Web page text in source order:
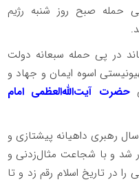
حمله صبح روز شنبه رژیم
در پی حمله سبعانه دولت
اسوه ایمان و جهاد و
حضرت آیت‌الله‌العظمی امام
خلف صالح روح خدا که در بیش از ۳۷ سال رهبری داهیانه پیشتازی و
شد و با شجاعت مثال‌زدنی و
در تاریخ اسلام رقم زد و تا